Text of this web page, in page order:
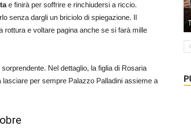
e finirà per soffrire e rinchiudersi a riccio.
senza dargli un briciolo di spiegazione. Il
rottura e voltare pagina anche se si farà mille
Nel dettaglio, la figlia di Rosaria
per sempre Palazzo Palladini assieme a